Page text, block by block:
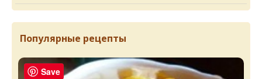
Популярные рецепты
Save